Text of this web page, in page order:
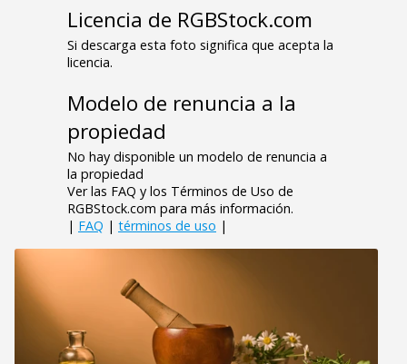
Licencia de RGBStock.com
Si descarga esta foto significa que acepta la
licencia.
Modelo de renuncia a la
propiedad
No hay disponible un modelo de renuncia a
la propiedad
Ver las FAQ y los Términos de Uso de
RGBStock.com para más información.
| FAQ | términos de uso |